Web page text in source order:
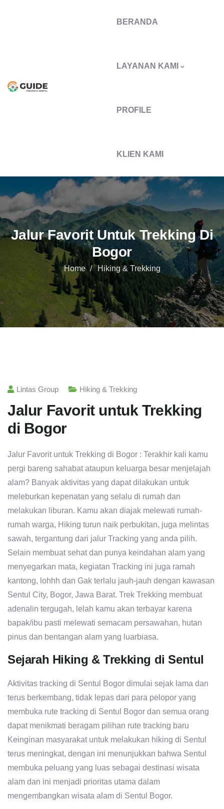
BERANDA
LAYANAN KAMI
PROFILE
KLIEN KAMI
Jalur Favorit Untuk Trekking Di
Bogor
Home Hiking & Trekking
Lintas Group Hiking & Trekking
Jalur Favorit untuk Trekking
di Bogor
Jalur Favorit untuk Trekking di Bogor : Terakhir kali kamu
pergi bareng sahabat ataupun keluarga besar menjelajah
alam? Banyak aktivitas yang dapat dilakukan untuk
meleburkan kepenatan yang selalu di rumah dan
melakukan liburan. Kamu akan diajak melewati rumah-
rumah warga, Hiking turun naik perbukitan, juga melintas
sawah, tergantung dari jalur Tracking yang anda pilih.
Selain membuat sehat dan punya keindahan alam yang
menyegarkan mata, kegiatan Tracking ini juga ramah
kantong, lohhh dan Gak terlalu jauh-jauh dengan kawasan
Sentul City, Bogor, Jawa Barat. Trek Trekking membuat
adenalin tergugah, lelah kamu akan terbayar karena
bapak/ibu pasti melewati semacam persawahan, hutan
pinus dan bentangan alam yang luarbiasa.
Sejarah Hiking & Trekking di Sentul
Aktivitas tracking di Sentul Bogor dimulai sejak lama dan
terus berkembang, tidak lepas dari para pelopor yang
membuka rute tracking di Sentul Bogor dan semua orang
dapat menikmati beragam pilihan rute tracking baru
Keinginan masyarakat untuk melakukan hiking di Sentul
terus meningkat, dengan ini menunjukkan bahwa Sentul
membuka peluang yang luas sebagai destinasi wisata
alam dan ini menjadi prioritas utama dalam
mengembangkan wisata alam di Sentul Bogor.